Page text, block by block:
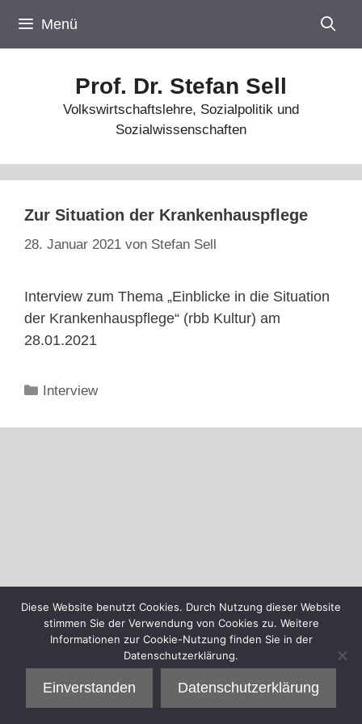
Inhalt
springen
Menü
Prof. Dr. Stefan Sell
Volkswirtschaftslehre, Sozialpolitik und
Sozialwissenschaften
Zur Situation der Krankenhauspflege
28. Januar 2021 von Stefan Sell
Interview zum Thema „Einblicke in die Situation
der Krankenhauspflege“ (rbb Kultur) am
28.01.2021
Kategorien
Interview
Diese Website benutzt Cookies. Durch Nutzung dieser Website
stimmen Sie der Verwendung von Cookies zu. Weitere
Informationen zur Cookie-Nutzung finden Sie in der
Datenschutzerklärung.
Einverstanden Datenschutzerklärung